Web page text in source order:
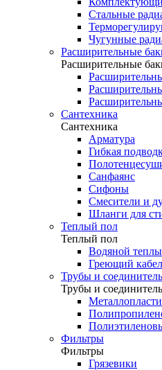
Стальные
Чугунные
Расширительные
Расширительные
Сантехника
Сантехника
Арматура
Гибкая
Санфаянс
Сифоны
Смесители и
Шланги для
Теплый пол
Теплый пол
Водяной
Греющий
Трубы и
Трубы и
Фильтры
Фильтры
Грязевики